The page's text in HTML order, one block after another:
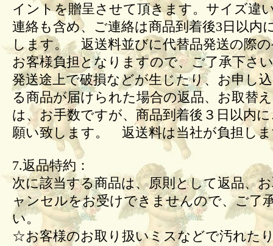
イントを贈呈させて頂きます。サイズ違
連絡も含め、ご連絡は商品到着後3日以内
します。 返送料並びに代替品発送の際の
お客様負担となりますので、ご了承下さ
発送途上で破損などが生じたり、お申し
る商品が届けられた場合の返品、お取替
は、お手数ですが、商品到着後３日以内
願い致します。 返送料は当社が負担し
7.返品特約：
次に該当する商品は、原則として返品、
ャンセルをお受けできませんので、ご了
い。
☆お客様のお取り扱いミスなどで汚れた